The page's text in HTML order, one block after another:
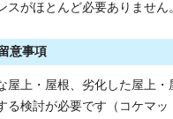
スがほとんど必要ありません
意事項
屋上・屋根、劣化した屋上・
る検討が必要です（コケマッ